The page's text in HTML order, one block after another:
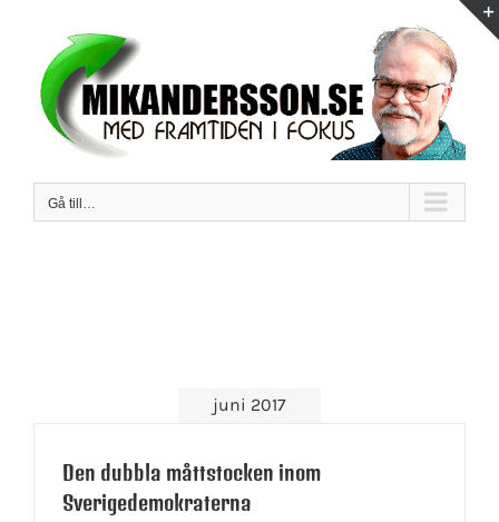
innehållet
Gå till…
juni 2017
Den dubbla måttstocken inom
Sverigedemokraterna